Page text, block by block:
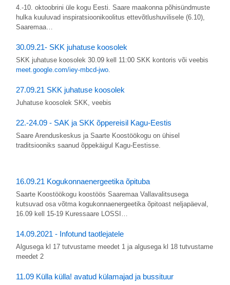
4.-10. oktoobrini üle kogu Eesti. Saare maakonna põhisündmuste
hulka kuuluvad inspiratsioonikoolitus ettevõtlushuvilisele (6.10),
Saaremaa…
30.09.21- SKK juhatuse koosolek
SKK juhatuse koosolek 30.09 kell 11:00 SKK kontoris või veebis
meet.google.com/iey-mbcd-jwo.
27.09.21 SKK juhatuse koosolek
Juhatuse koosolek SKK, veebis
22.-24.09 - SAK ja SKK õppereisil Kagu-Eestis
Saare Arenduskeskus ja Saarte Koostöökogu on ühisel
traditsiooniks saanud õppekäigul Kagu-Eestisse.
16.09.21 Kogukonnaenergeetika õpituba
Saarte Koostöökogu koostöös Saaremaa Vallavalitsusega
kutsuvad osa võtma kogukonnaenergeetika õpitoast neljapäeval,
16.09 kell 15-19 Kuressaare LOSSI…
14.09.2021 - Infotund taotlejatele
Algusega kl 17 tutvustame meedet 1 ja algusega kl 18 tutvustame
meedet 2
11.09 Külla külla! avatud külamajad ja bussituur